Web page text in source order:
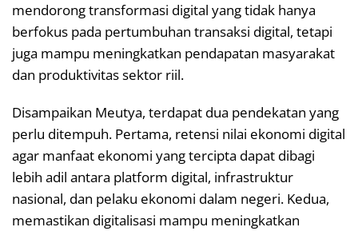
mendorong transformasi digital yang tidak hanya
berfokus pada pertumbuhan transaksi digital, tetapi
juga mampu meningkatkan pendapatan masyarakat
dan produktivitas sektor riil.
Disampaikan Meutya, terdapat dua pendekatan yang
perlu ditempuh. Pertama, retensi nilai ekonomi digital
agar manfaat ekonomi yang tercipta dapat dibagi
lebih adil antara platform digital, infrastruktur
nasional, dan pelaku ekonomi dalam negeri. Kedua,
memastikan digitalisasi mampu meningkatkan